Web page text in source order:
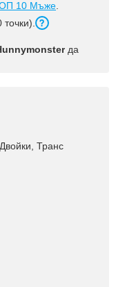
10 Мъже
точки).
да
Транс